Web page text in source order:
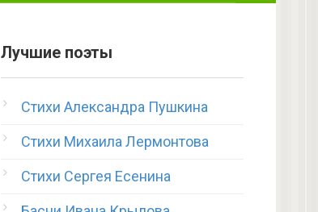
Лучшие поэты
Стихи Александра Пушкина
Стихи Михаила Лермонтова
Стихи Сергея Есенина